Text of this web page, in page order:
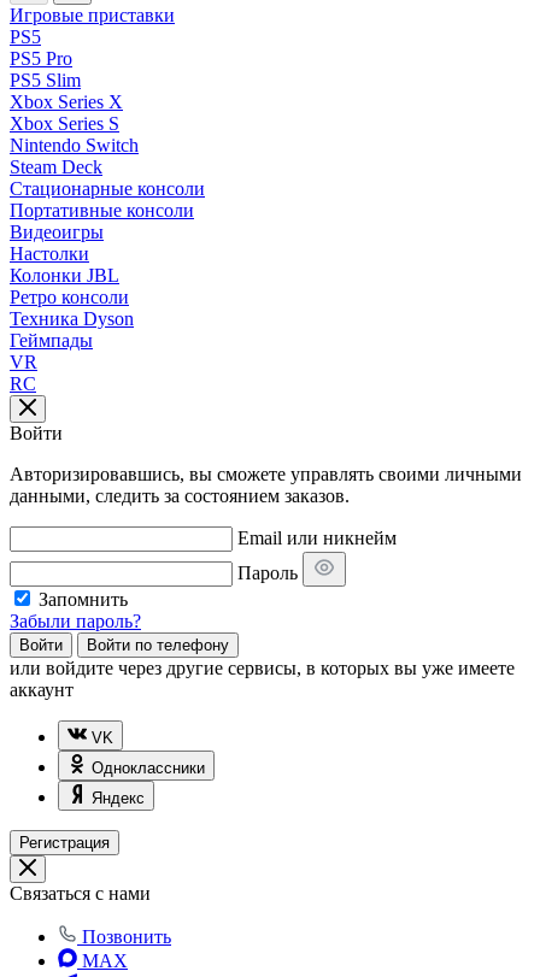
Игровые приставки
PS5
PS5 Pro
PS5 Slim
Xbox Series X
Xbox Series S
Nintendo Switch
Steam Deck
Стационарные консоли
Портативные консоли
Видеоигры
Настолки
Колонки JBL
Ретро консоли
Техника Dyson
Геймпады
VR
RC
Войти
Авторизировавшись, вы сможете управлять своими личными
данными, следить за состоянием заказов.
Email или никнейм
Пароль
Запомнить
Забыли пароль?
Войти Войти по телефону
или войдите через другие сервисы, в которых вы уже имеете
аккаунт
VK
Одноклассники
Яндекс
Регистрация
Связаться с нами
Позвонить
MAX